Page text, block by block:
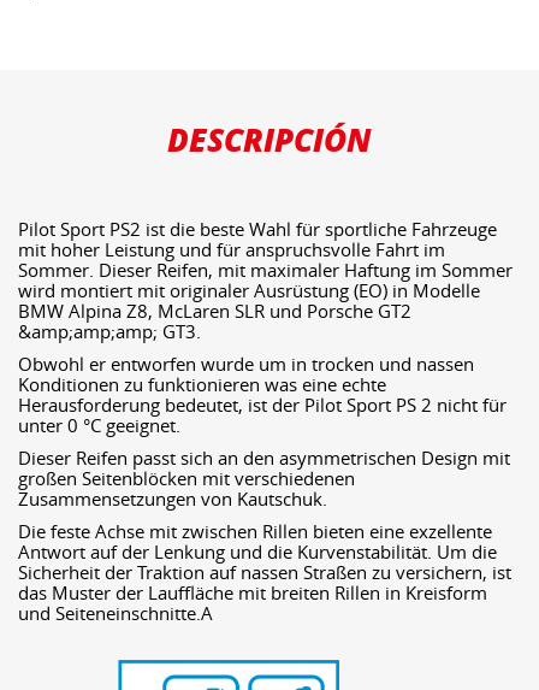
DESCRIPCIÓN
Pilot Sport PS2 ist die beste Wahl für sportliche Fahrzeuge
mit hoher Leistung und für anspruchsvolle Fahrt im
Sommer. Dieser Reifen, mit maximaler Haftung im Sommer
wird montiert mit originaler Ausrüstung (EO) in Modelle
BMW Alpina Z8, McLaren SLR und Porsche GT2
&amp;amp;amp; GT3.
Obwohl er entworfen wurde um in trocken und nassen
Konditionen zu funktionieren was eine echte
Herausforderung bedeutet, ist der Pilot Sport PS 2 nicht für
unter 0 °C geeignet.
Dieser Reifen passt sich an den asymmetrischen Design mit
großen Seitenblöcken mit verschiedenen
Zusammensetzungen von Kautschuk.
Die feste Achse mit zwischen Rillen bieten eine exzellente
Antwort auf der Lenkung und die Kurvenstabilität. Um die
Sicherheit der Traktion auf nassen Straßen zu versichern, ist
das Muster der Lauffläche mit breiten Rillen in Kreisform
und Seiteneinschnitte.A